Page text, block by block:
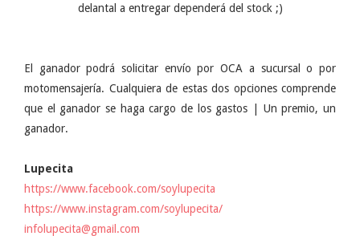
delantal a entregar dependerá del stock ;)
El ganador podrá solicitar envío por OCA a sucursal o por
motomensajería. Cualquiera de estas dos opciones comprende
que el ganador se haga cargo de los gastos | Un premio, un
ganador.
Lupecita
https://www.facebook.com/soylupecita
https://www.instagram.com/soylupecita/
infolupecita@gmail.com